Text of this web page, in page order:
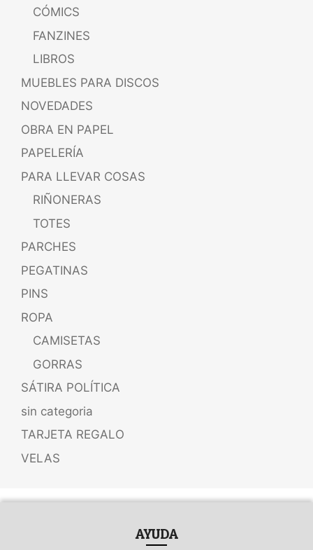
CÓMICS
FANZINES
LIBROS
MUEBLES PARA DISCOS
NOVEDADES
OBRA EN PAPEL
PAPELERÍA
PARA LLEVAR COSAS
RIÑONERAS
TOTES
PARCHES
PEGATINAS
PINS
ROPA
CAMISETAS
GORRAS
SÁTIRA POLÍTICA
sin categoria
TARJETA REGALO
VELAS
AYUDA